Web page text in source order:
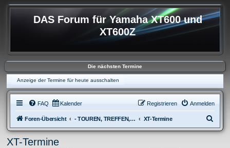
DAS Forum für Yamaha XT600 und
XT600Z
Die nächsten Termine
Anzeige der Termine für heute ausschalten
FAQ Kalender Anmelden
Registrieren
Foren-Übersicht - TOUREN, TREFFEN, REISEBERICHTE & REGIONALES XT-Termine
u
XT-Termine